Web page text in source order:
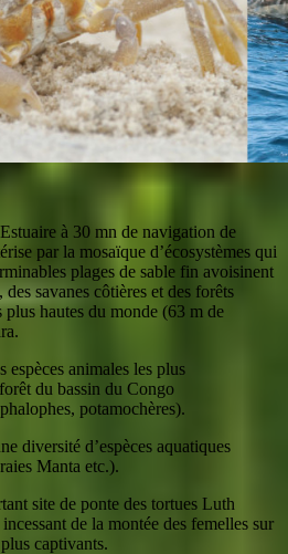
à 30 mn de navigation de
par la mosaïque d’écosystèmes qui
plages de sable fin avoisinent
savanes côtières et des forêts
hautes du monde (63 m de
espèces animales les plus
du bassin du Congo
potamochères).
diversité d’espèces aquatiques
Manta etc.).
site de ponte des tortues Luth
de la montée des femelles sur
captivants.